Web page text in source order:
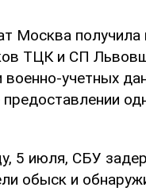
Москва
ТЦК и СП
учетных
5 июля, СБУ
обыск и